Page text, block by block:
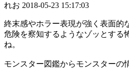
れお 2018-05-23 15:17:03
終末感やホラー表現が強く表面的
危険を察知するようなゾッとする
ね。
モンスター図鑑からモンスターの